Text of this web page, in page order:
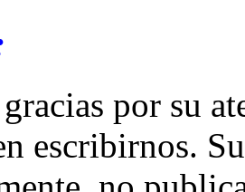
por su
escribirnos.